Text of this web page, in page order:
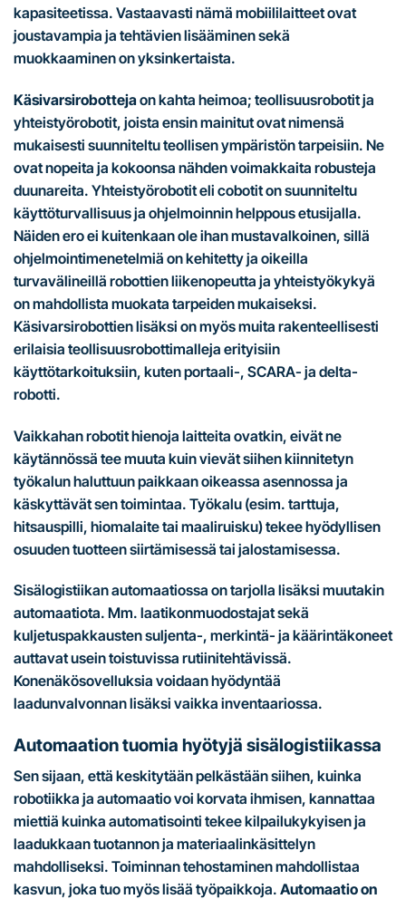
kapasiteetissa. Vastaavasti nämä mobiililaitteet ovat
joustavampia ja tehtävien lisääminen sekä
muokkaaminen on yksinkertaista.
Käsivarsirobottejaon kahta heimoa; teollisuusrobotit ja
yhteistyörobotit, joista ensin mainitut ovat nimensä
mukaisesti suunniteltu teollisen ympäristön tarpeisiin. Ne
ovat nopeita ja kokoonsa nähden voimakkaita robusteja
duunareita. Yhteistyörobotit eli cobotit on suunniteltu
käyttöturvallisuus ja ohjelmoinnin helppous etusijalla.
Näiden ero ei kuitenkaan ole ihan mustavalkoinen, sillä
ohjelmointimenetelmiä on kehitetty ja oikeilla
turvavälineillä robottien liikenopeutta ja yhteistyökykyä
on mahdollista muokata tarpeiden mukaiseksi.
Käsivarsirobottien lisäksi on myös muita rakenteellisesti
erilaisia teollisuusrobottimalleja erityisiin
käyttötarkoituksiin, kuten portaali-, SCARA- ja delta-
robotti.
Vaikkahan robotit hienoja laitteita ovatkin, eivät ne
käytännössä tee muuta kuin vievät siihen kiinnitetyn
työkalun haluttuun paikkaan oikeassa asennossa ja
käskyttävät sen toimintaa. Työkalu (esim. tarttuja,
hitsauspilli, hiomalaite tai maaliruisku) tekee hyödyllisen
osuuden tuotteen siirtämisessä tai jalostamisessa.
Sisälogistiikan automaatiossa on tarjolla lisäksi muutakin
automaatiota. Mm. laatikonmuodostajat sekä
kuljetuspakkausten suljenta-, merkintä- ja käärintäkoneet
auttavat usein toistuvissa rutiinitehtävissä.
Konenäkösovelluksia voidaan hyödyntää
laadunvalvonnan lisäksi vaikka inventaariossa.
Automaation tuomia hyötyjä sisälogistiikassa
Sen sijaan, että keskitytään pelkästään siihen, kuinka
robotiikka ja automaatio voi korvata ihmisen, kannattaa
miettiä kuinka automatisointi tekee kilpailukykyisen ja
laadukkaan tuotannon ja materiaalinkäsittelyn
mahdolliseksi. Toiminnan tehostaminen mahdollistaa
kasvun, joka tuo myös lisää työpaikkoja. Automaatio on